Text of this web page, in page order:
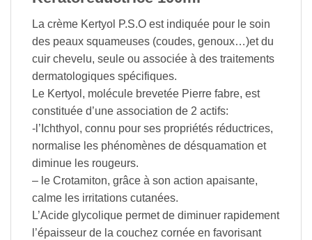
La crème Kertyol P.S.O est indiquée pour le soin
des peaux squameuses (coudes, genoux…)et du
cuir chevelu, seule ou associée à des traitements
dermatologiques spécifiques.
Le Kertyol, molécule brevetée Pierre fabre, est
constituée d’une association de 2 actifs:
-l’Ichthyol, connu pour ses propriétés réductrices,
normalise les phénomènes de désquamation et
diminue les rougeurs.
– le Crotamiton, grâce à son action apaisante,
calme les irritations cutanées.
L’Acide glycolique permet de diminuer rapidement
l’épaisseur de la couchez cornée en favorisant